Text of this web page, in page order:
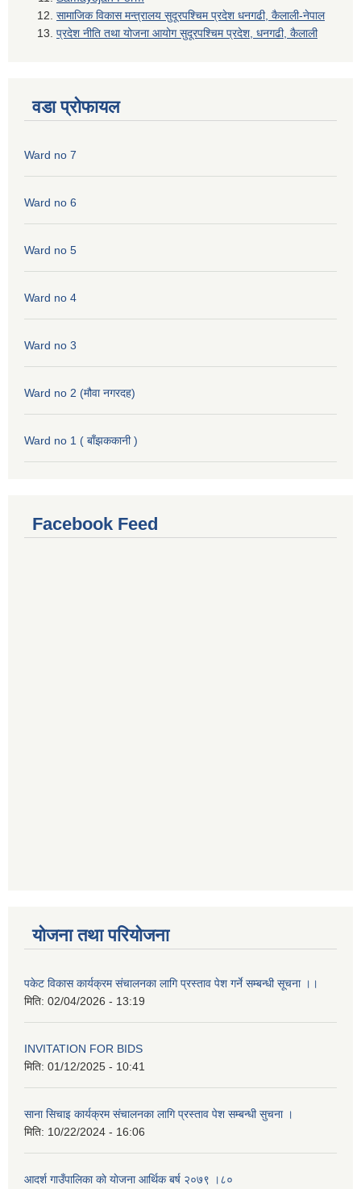
सामाजिक विकास मन्त्रालय सुदूरपश्चिम प्रदेश धनगढी, कैलाली-नेपाल
प्रदेश नीति तथा योजना आयोग सुदूरपश्चिम प्रदेश, धनगढी, कैलाली
वडा प्रोफायल
Ward no 7
Ward no 6
Ward no 5
Ward no 4
Ward no 3
Ward no 2 (मौवा नगरदह)
Ward no 1 ( बाँझककानी )
Facebook Feed
योजना तथा परियोजना
पकेट विकास कार्यक्रम संचालनका लागि प्रस्ताव पेश गर्ने सम्बन्धी सूचना ।।
मिति: 02/04/2026 - 13:19
INVITATION FOR BIDS
मिति: 01/12/2025 - 10:41
साना सिचाइ कार्यक्रम संचालनका लागि प्रस्ताव पेश सम्बन्धी सुचना ।
मिति: 10/22/2024 - 16:06
आदर्श गाउँपालिका काे याेजना आर्थिक बर्ष २०७९ ।८०